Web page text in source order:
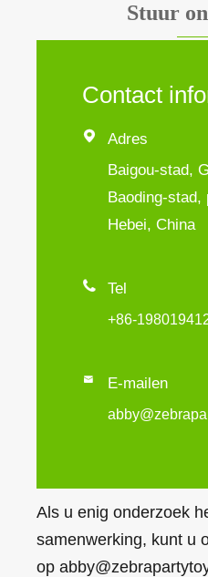
Stuur
Contact

Adres
Baigou-stad,
Baoding-stad,
Hebei, China
 Tel
+86-
 E-mailen
Als u enig onderzoek
samenwerking, kunt u
op